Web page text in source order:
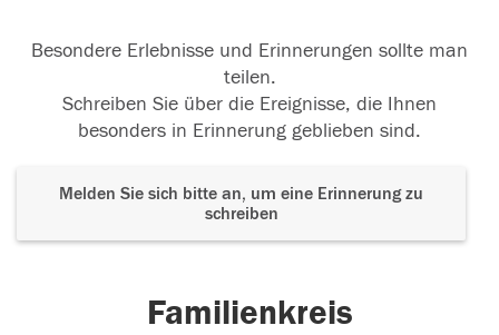
Besondere Erlebnisse und Erinnerungen sollte man
teilen.
Schreiben Sie über die Ereignisse, die Ihnen
besonders in Erinnerung geblieben sind.
Melden Sie sich bitte an, um eine Erinnerung zu
schreiben
Familienkreis